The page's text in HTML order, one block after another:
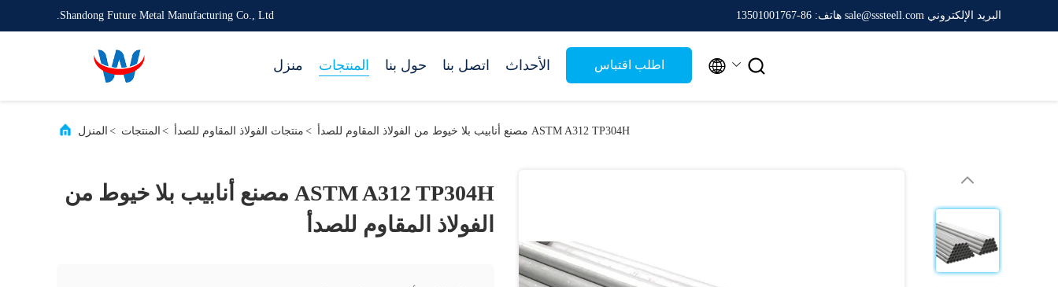
Shandong Future Metal Manufacturing Co., Ltd. البريد الإلكتروني sale@sssteell.com هاتف: 86-13501001767
منزل المنتجات حول بنا اتصل بنا الأحداث اطلب اقتباس  
المنزل > المنتجات > منتجات الفولاذ المقاوم للصدأ > ASTM A312 TP304H مصنع أنابيب بلا خيوط من الفولاذ المقاوم للصدأ
ASTM A312 TP304H مصنع أنابيب بلا خيوط من
الفولاذ المقاوم للصدأ